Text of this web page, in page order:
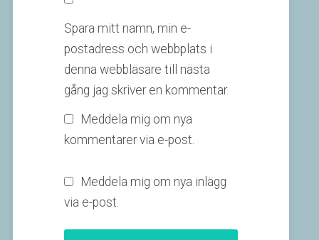
Spara mitt namn, min e-
postadress och webbplats i
denna webbläsare till nästa
gång jag skriver en kommentar.
Meddela mig om nya
kommentarer via e-post.
Meddela mig om nya inlägg
via e-post.